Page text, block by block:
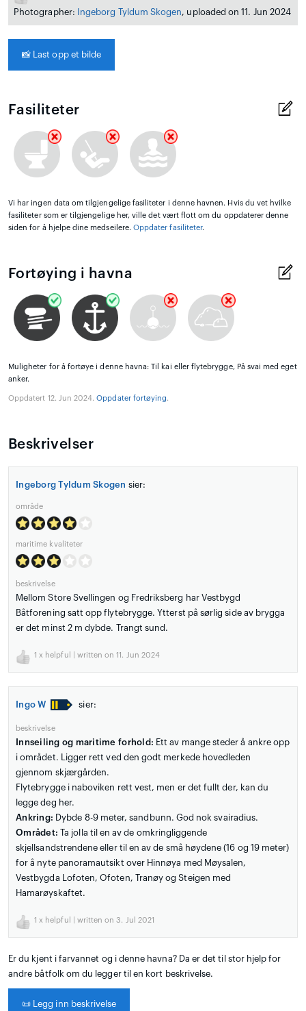
Photographer: Ingeborg Tyldum Skogen, uploaded on 11. Jun 2024
📸 Last opp et bilde
Fasiliteter
Vi har ingen data om tilgjengelige fasiliteter i denne havnen. Hvis du vet hvilke
fasiliteter som er tilgjengelige her, ville det vært flott om du oppdaterer denne
siden for å hjelpe dine medseilere. Oppdater fasiliteter.
Fortøying i havna
Muligheter for å fortøye i denne havna: Til kai eller flytebrygge, På svai med eget
anker.
Oppdatert 12. Jun 2024.Oppdater fortøying.
Beskrivelser
Ingeborg Tyldum Skogen sier:
område
maritime kvaliteter
beskrivelse
Mellom Store Svellingen og Fredriksberg har Vestbygd
Båtforening satt opp flytebrygge. Ytterst på sørlig side av brygga
er det minst 2 m dybde. Trangt sund.
1 x helpful | written on 11. Jun 2024
Ingo W sier:
beskrivelse
Innseiling og maritime forhold: Ett av mange steder å ankre opp
i området. Ligger rett ved den godt merkede hovedleden
gjennom skjærgården.
Flytebrygge i naboviken rett vest, men er det fullt der, kan du
legge deg her.
Ankring: Dybde 8-9 meter, sandbunn. God nok svairadius.
Området: Ta jolla til en av de omkringliggende
skjellsandstrendene eller til en av de små høydene (16 og 19 meter)
for å nyte panoramautsikt over Hinnøya med Møysalen,
Vestbygda Lofoten, Ofoten, Tranøy og Steigen med
Hamarøyskaftet.
1 x helpful | written on 3. Jul 2021
Er du kjent i farvannet og i denne havna? Da er det til stor hjelp for
andre båtfolk om du legger til en kort beskrivelse.
📜 Legg inn beskrivelse